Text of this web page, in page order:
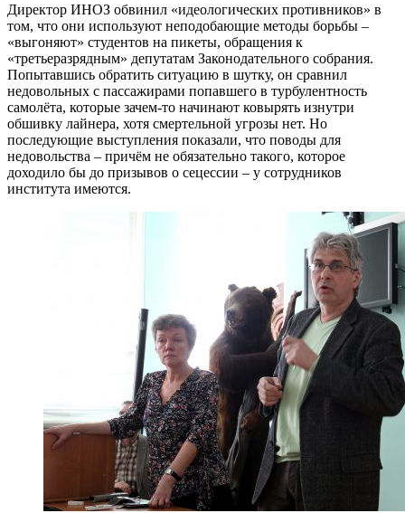
Директор ИНОЗ обвинил «идеологических противников» в
том, что они используют неподобающие методы борьбы –
«выгоняют» студентов на пикеты, обращения к
«третьеразрядным» депутатам Законодательного собрания.
Попытавшись обратить ситуацию в шутку, он сравнил
недовольных с пассажирами попавшего в турбулентность
самолёта, которые зачем-то начинают ковырять изнутри
обшивку лайнера, хотя смертельной угрозы нет. Но
последующие выступления показали, что поводы для
недовольства – причём не обязательно такого, которое
доходило бы до призывов о сецессии – у сотрудников
института имеются.